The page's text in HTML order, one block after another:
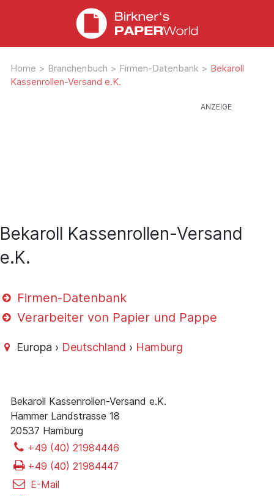
Home > Branchenbuch > Firmen-Datenbank > Bekaroll
Kassenrollen-Versand e.K.
Bekaroll Kassenrollen-Versand
e.K.
Firmen-Datenbank
Verarbeiter von Papier und Pappe
Europa › Deutschland › Hamburg
Bekaroll Kassenrollen-Versand e.K.
Hammer Landstrasse 18
20537 Hamburg
+49 (40) 21984446
+49 (40) 21984447
E-Mail